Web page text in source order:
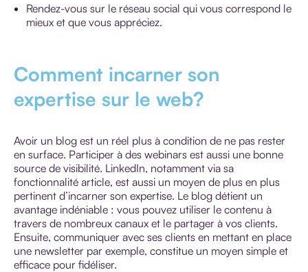
Rendez-vous sur le réseau social qui vous correspond le
mieux et que vous appréciez.
Comment incarner son
expertise sur le web?
Avoir un blog est un réel plus à condition de ne pas rester
en surface. Participer à des webinars est aussi une bonne
source de visibilité. LinkedIn, notamment via sa
fonctionnalité article, est aussi un moyen de plus en plus
pertinent d’incarner son expertise. Le blog détient un
avantage indéniable : vous pouvez utiliser le contenu à
travers de nombreux canaux et le partager à vos clients.
Ensuite, communiquer avec ses clients en mettant en place
une newsletter par exemple, constitue un moyen simple et
efficace pour fidéliser.